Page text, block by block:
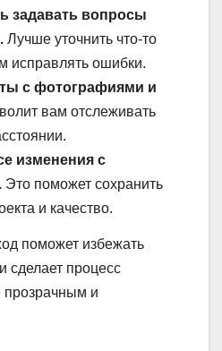
задавать вопросы
Лучше уточнить что-то
исправлять ошибки.
с фотографиями и
вам отслеживать
изменения с
Это поможет сохранить
и качество.
поможет избежать
сделает процесс
прозрачным и